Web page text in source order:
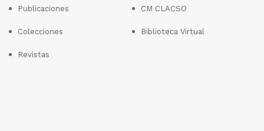
Publicaciones
Colecciones
Revistas
CM CLACSO
Biblioteca Virtual